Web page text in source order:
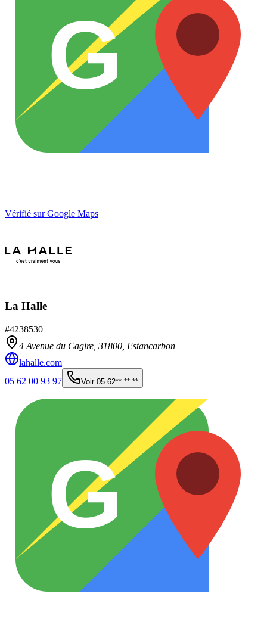
G
Vérifié sur Google Maps
La Halle
#4238530
4 Avenue du Cagire, 31800 Estancarbon
lahalle.com
05 62 00 93 97
Voir 05 62** ** **
G